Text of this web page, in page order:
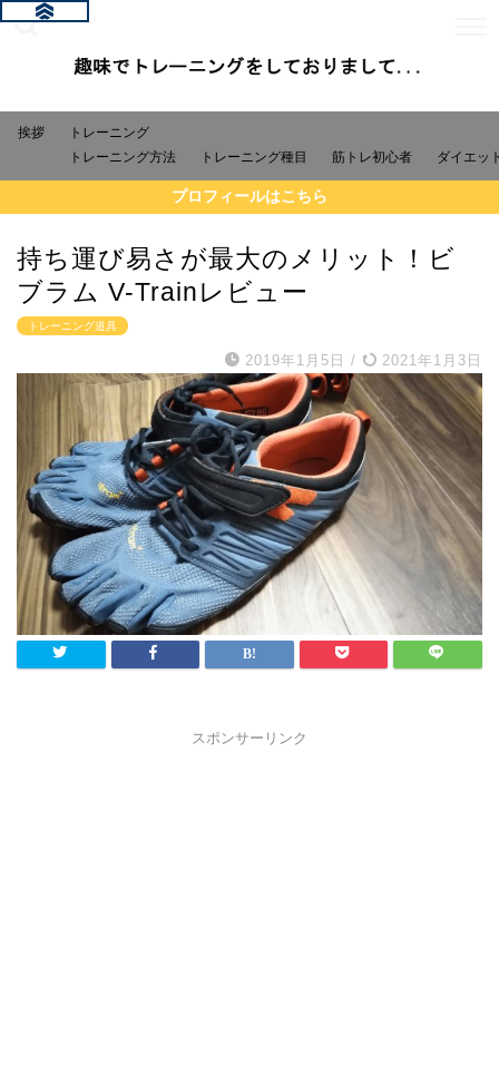
挨拶
トレーニング
トレーニング方法
トレーニング種目 筋トレ初心者 ダイエッ
プロフィールはこちら
持ち運び易さが最大のメリット！ビ
ブラム V-Trainレビュー
トレーニング道具
2019年1月5日 / 2021年1月3日
スポンサーリンク